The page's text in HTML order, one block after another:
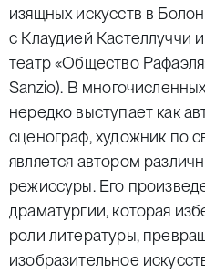
изящных искусств в
с Клаудией Кастеллуччи
театр «Общество
Sanzio). В
нередко выступает как
сценограф, художник по
является автором
режиссуры. Его
драматургии, которая
роли литературы,
изобразительное